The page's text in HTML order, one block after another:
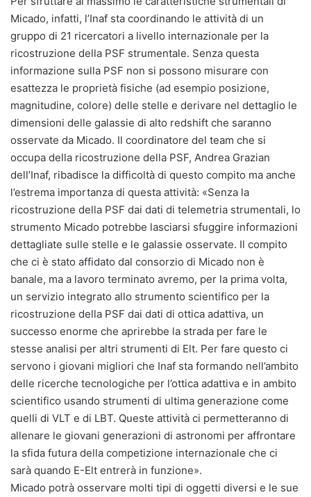
Micado, infatti, l’Inaf sta coordinando le attività di un
gruppo di 21 ricercatori a livello internazionale per la
ricostruzione della PSF strumentale. Senza questa
informazione sulla PSF non si possono misurare con
esattezza le proprietà fisiche (ad esempio posizione,
magnitudine, colore) delle stelle e derivare nel dettaglio le
dimensioni delle galassie di alto redshift che saranno
osservate da Micado. Il coordinatore del team che si
occupa della ricostruzione della PSF, Andrea Grazian
dell’Inaf, ribadisce la difficoltà di questo compito ma anche
l’estrema importanza di questa attività: «Senza la
ricostruzione della PSF dai dati di telemetria strumentali, lo
strumento Micado potrebbe lasciarsi sfuggire informazioni
dettagliate sulle stelle e le galassie osservate. Il compito
che ci è stato affidato dal consorzio di Micado non è
banale, ma a lavoro terminato avremo, per la prima volta,
un servizio integrato allo strumento scientifico per la
ricostruzione della PSF dai dati di ottica adattiva, un
successo enorme che aprirebbe la strada per fare le
stesse analisi per altri strumenti di Elt. Per fare questo ci
servono i giovani migliori che Inaf sta formando nell’ambito
delle ricerche tecnologiche per l’ottica adattiva e in ambito
scientifico usando strumenti di ultima generazione come
quelli di VLT e di LBT. Queste attività ci permetteranno di
allenare le giovani generazioni di astronomi per affrontare
la sfida futura della competizione internazionale che ci
sarà quando E-Elt entrerà in funzione».
Micado potrà osservare molti tipi di oggetti diversi e le sue